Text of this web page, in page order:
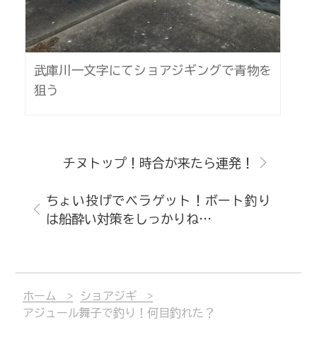
武庫川一文字にてショアジギングで青物を
狙う
ちょい投げでベラゲット！ボート釣り
は船酔い対策をしっかりね…
チヌトップ！時合が来たら連発！
ホーム
ショアジギ
アジュール舞子で釣り！何目釣れた？